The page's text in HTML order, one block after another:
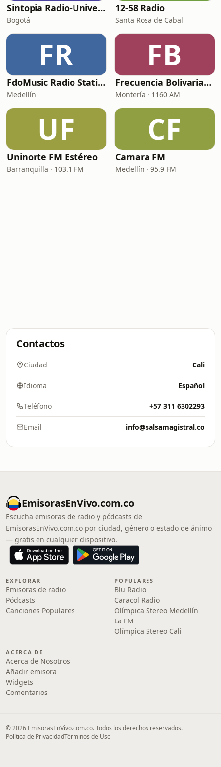
Sintopia Radio-Universidad Central
Bogotá
12-58 Radio
Santa Rosa de Cabal
FR
FdoMusic Radio Station Online
Medellín
FB
Frecuencia Bolivariana
Montería · 1160 AM
UF
Uninorte FM Estéreo
Barranquilla · 103.1 FM
CF
Camara FM
Medellín · 95.9 FM
Contactos
Ciudad Cali
Idioma Español
Teléfono +57 311 6302293
Email info@salsamagistral.co
EmisorasEnVivo.com.co
Escucha emisoras de radio y pódcasts de
EmisorasEnVivo.com.co por ciudad, género o estado de ánimo
— gratis en cualquier dispositivo.
EXPLORAR
Emisoras de radio
Pódcasts
Canciones Populares
POPULARES
Blu Radio
Caracol Radio
Olímpica Stereo Medellín
La FM
Olímpica Stereo Cali
ACERCA DE
Acerca de Nosotros
Añadir emisora
Widgets
Comentarios
© 2026 EmisorasEnVivo.com.co. Todos los derechos reservados.
Política de PrivacidadTérminos de Uso